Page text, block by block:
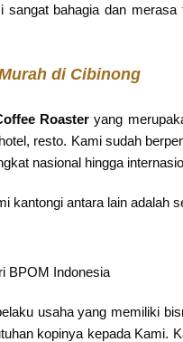
sangat bahagia dan
di Cibinong
Roasteryang
resto. Kami sudah
nasional hingga
kantongi antara lain adalah
BPOM Indonesia
usaha yang memiliki
kopinya kepada Kami.